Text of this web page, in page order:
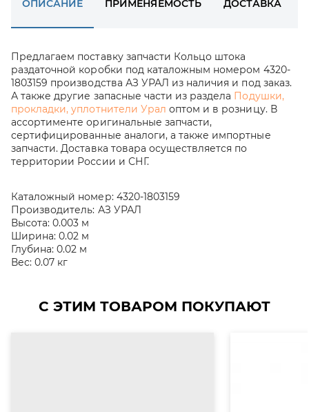
ОПИСАНИЕ ПРИМЕНЯЕМОСТЬ ДОСТАВКА
Предлагаем поставку запчасти Кольцо штока
раздаточной коробки под каталожным номером 4320-
1803159 производства АЗ УРАЛ из наличия и под заказ.
А также другие запасные части из раздела Подушки,
прокладки, уплотнители Урал оптом и в розницу. В
ассортименте оригинальные запчасти,
сертифицированные аналоги, а также импортные
запчасти. Доставка товара осуществляется по
территории России и СНГ.
Каталожный номер: 4320-1803159
Производитель: АЗ УРАЛ
Высота: 0.003 м
Ширина: 0.02 м
Глубина: 0.02 м
Вес: 0.07 кг
С ЭТИМ ТОВАРОМ ПОКУПАЮТ